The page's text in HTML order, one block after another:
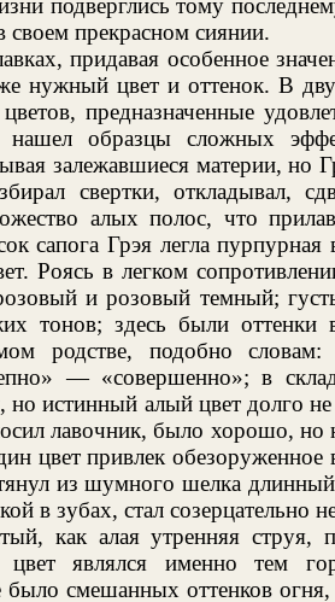
подверглись тому
своем прекрасном сиянии.
придавая особенное
нужный цвет и оттенок. В
предназначенные
нашел образцы сложных
залежавшиеся материи, но
свертки, откладывал,
алых полос, что
сапога Грэя легла
Роясь в легком
и розовый темный;
тонов; здесь были оттенки
родстве, подобно словам:
— «совершенно»; в
истинный алый цвет долго не
лавочник, было хорошо, но
цвет привлек обезоруженное
из шумного шелка
в зубах, стал созерцательно
как алая утренняя струя,
цвет являлся именно тем
смешанных оттенков огня,